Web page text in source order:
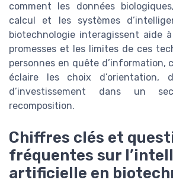
comment les données
calcul et les systèmes
biotechnologie interagissent aide
promesses et les limites de ces
personnes en quête d’information,
éclaire les choix d’orientation,
d’investissement dans un
recomposition.
Chiffres clés et
fréquentes sur
artificielle en